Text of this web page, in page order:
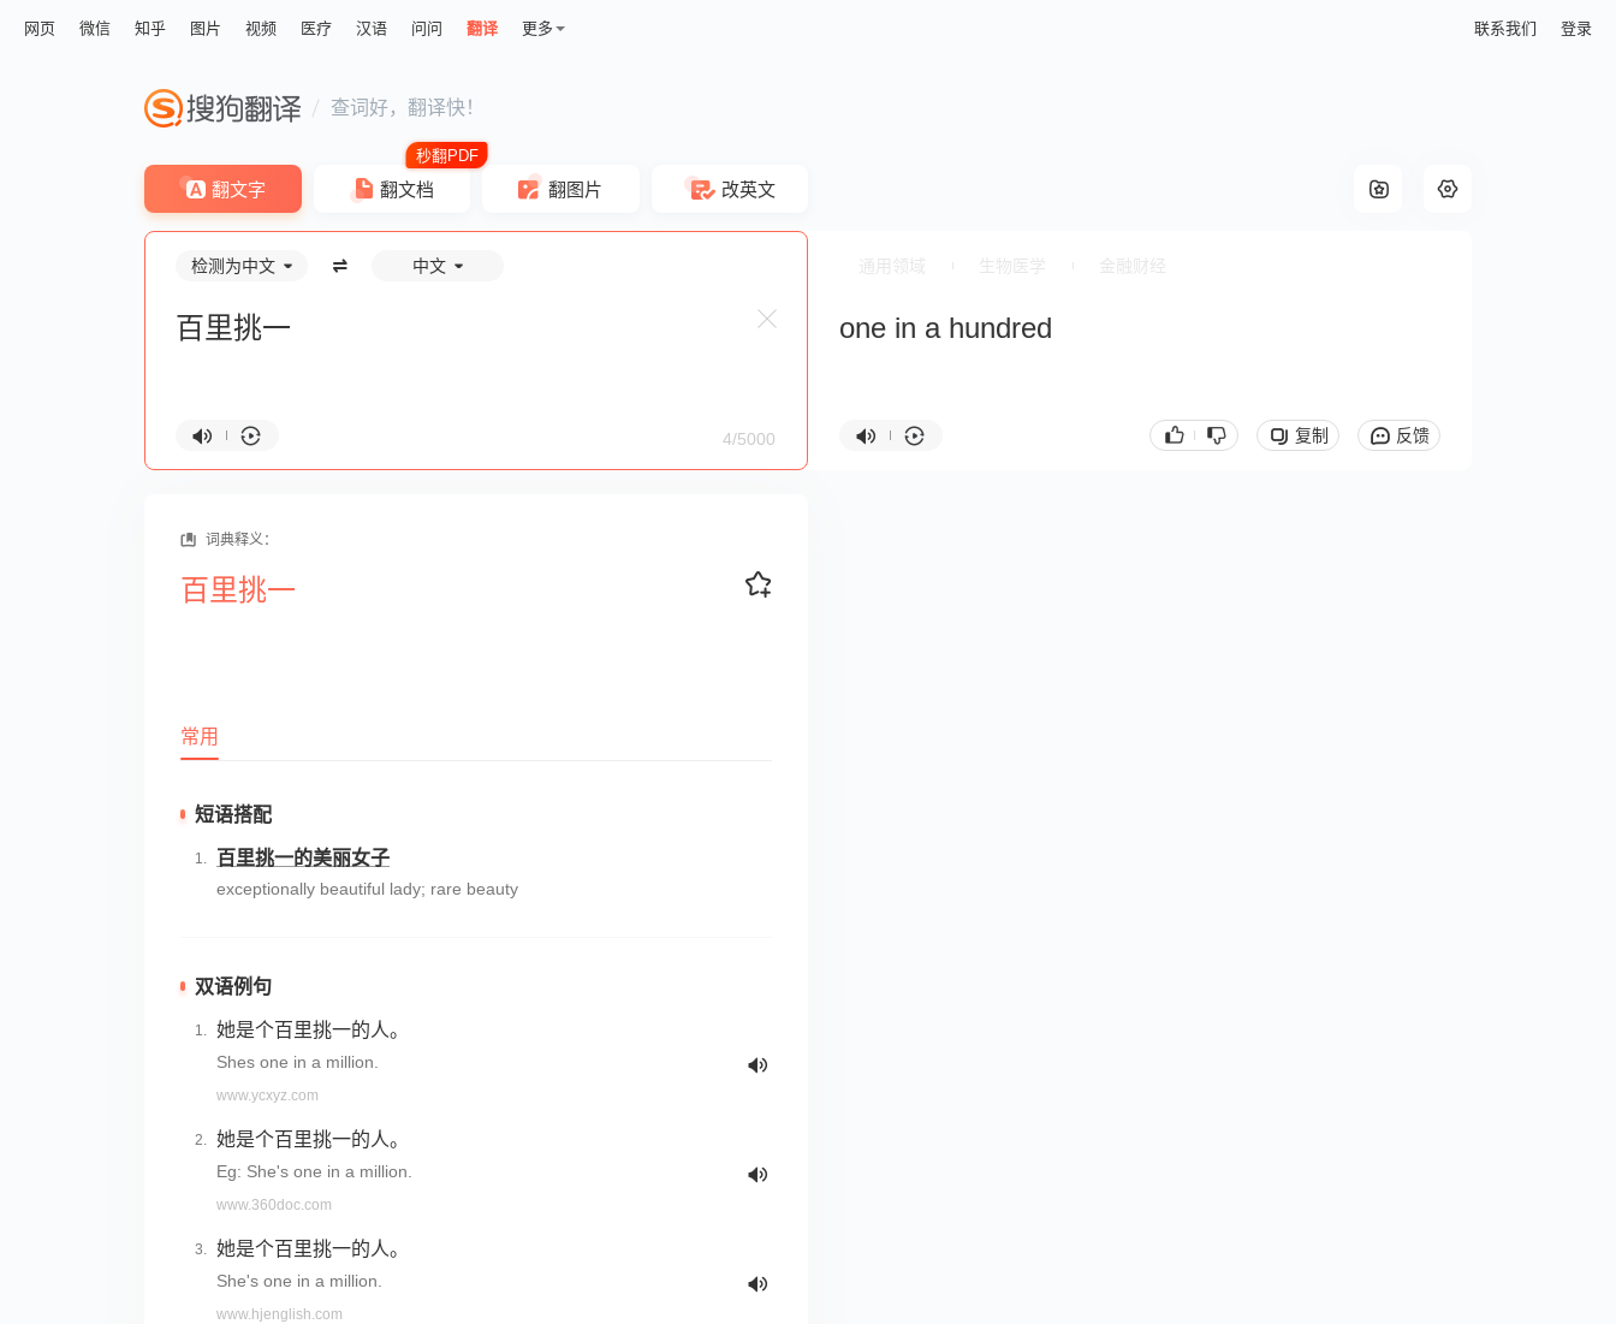
网页 微信 知乎 图片 视频 医疗 汉语 问问 翻译 更多 联系我们 登录
查词好，翻译快！
翻文字 翻文档 翻图片 改英文
检测为中文 中文
4/5000
one in a hundred
复制 反馈
词典释义：
百里挑一
常用
短语搭配
百里挑一的美丽女子
exceptionally beautiful lady; rare beauty
双语例句
她是个百里挑一的人。
Shes one in a million.
www.ycxyz.com
她是个百里挑一的人。
Eg: She's one in a million.
www.360doc.com
她是个百里挑一的人。
She's one in a million.
www.hjenglish.com